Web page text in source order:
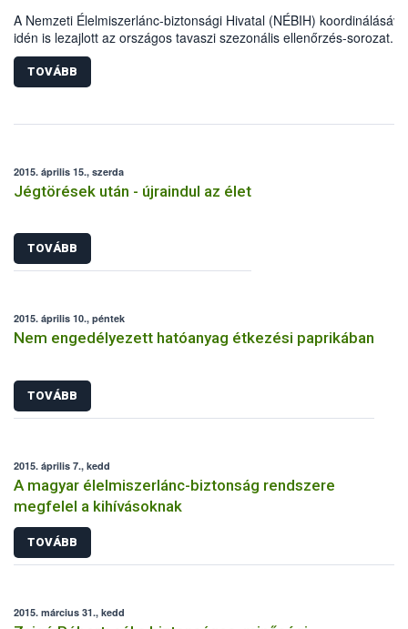
A Nemzeti Élelmiszerlánc-biztonsági Hivatal (NÉBIH)
idén is lezajlott az országos tavaszi szezonális ellenőrzés-sorozat.
élelmiszerlánc-biztonsági szakemberek szűk egy hónap alatt több
800 ellenőrzést végeztek, 69 alkalommal figyelmeztetést és
esetben bírságot szabtak ki.
TOVÁBB
2015. április 15., szerda
Jégtörések után - újraindul az élet
TOVÁBB
2015. április 10., péntek
Nem engedélyezett hatóanyag étkezési paprikában
TOVÁBB
2015. április 7., kedd
A magyar élelmiszerlánc-biztonság rendszere
megfelel a kihívásoknak
TOVÁBB
2015. március 31., kedd